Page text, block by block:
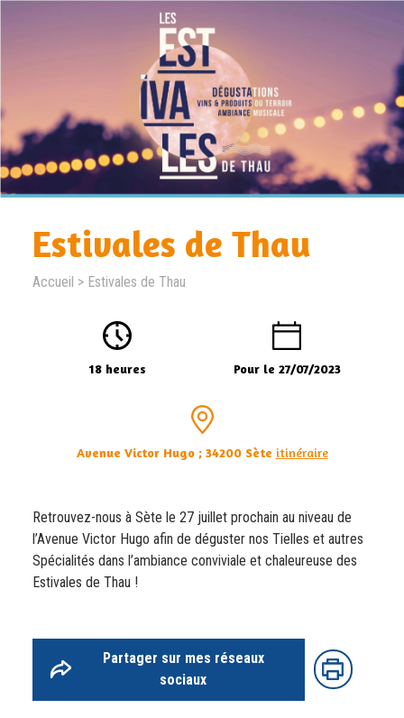
Estivales de Thau
Accueil > Estivales de Thau
18 heures Pour le 27/07/2023
Avenue Victor Hugo ; 34200 Sète itinéraire
Retrouvez-nous à Sète le 27 juillet prochain au niveau de
l’Avenue Victor Hugo afin de déguster nos Tielles et autres
Spécialités dans l’ambiance conviviale et chaleureuse des
Estivales de Thau !
Partager sur mes réseaux
sociaux